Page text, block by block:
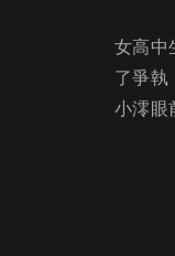
女高中
了爭執
小澪眼